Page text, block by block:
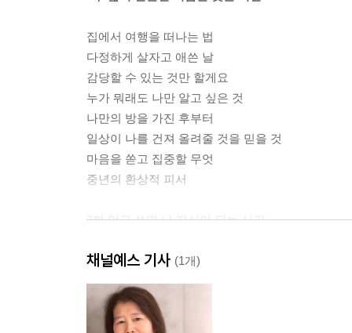
집에서 여행을 떠나는 법
다정하게 살자고 애쓴 날
감당할 수 있는 것만 할게요
누가 뭐래도 나만 알고 싶은 것
나만의 방을 가진 후부터
일상이 나를 건져 올려줄 것을 믿을 것
마음을 쏟고 집중할 무엇
중년의 환상적 피서
2부 읽고 쓰며 나 자신이 되는 시간
잘 읽으면 조금 더 잘 살게 되고
매일 쓰는 사람이 되기까지
모호했던 감정이 문장이 되는 순간
스타벅스에 매일 오는 여자들
채널예스 기사 (1개)